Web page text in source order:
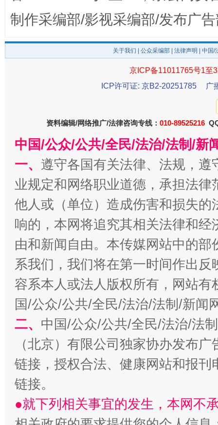
以产业富民促振兴 酒驾
从幼儿园到大学，有这些资助 “
事关残疾人未来5年
制作采编部/影视采编部/发布广
关于我们 公众采编部 法律声明 | 中国
京ICP备11011765号1至
ICP许可证: 京B2-20251785
广
资料编辑/网络推广/法律咨询专线： 010-89525216
中国/公众/公共/全民/法治/法制/新
一、 遵守各国有关法律、法规，
业规定和网络职业道德，承担法
他人或（单位）造成伤害和损失
响的，本网将追究其相关法律和
由和新闻自由。本传媒网站中的
系我们，我们将在第一时间作出
容系本人或法人版权所有，网站
国/公众/公共/全民/法治/法制/新闻
二、 中国/公众/公共/全民/法治/法
（北京）有限公司独家协办发布
链接，授权合法、健康网站和报
链接。
●就下列相关事宜的发生，本网不